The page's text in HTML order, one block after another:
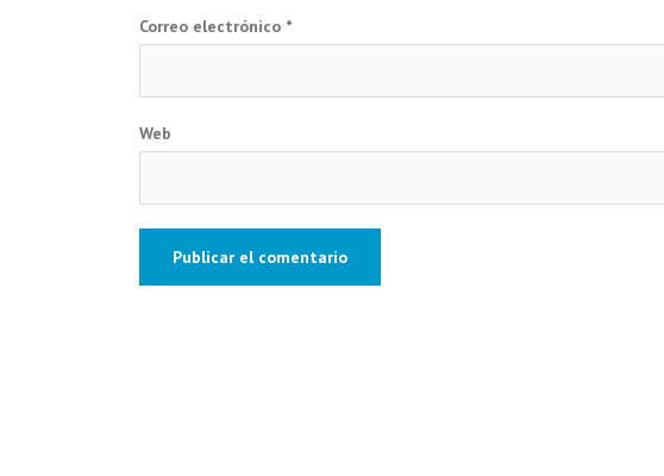
Correo electrónico *
Web